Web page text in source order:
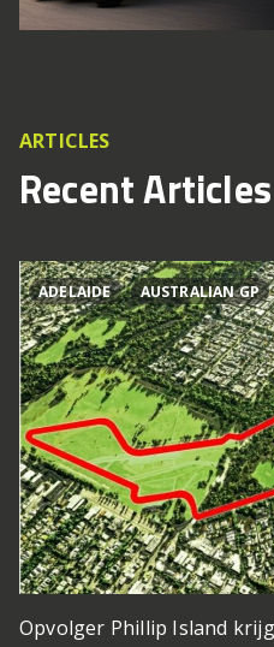
ARTICLES
Recent Articles
ADELAIDE AUSTRALIAN GP
Opvolger Phillip Island